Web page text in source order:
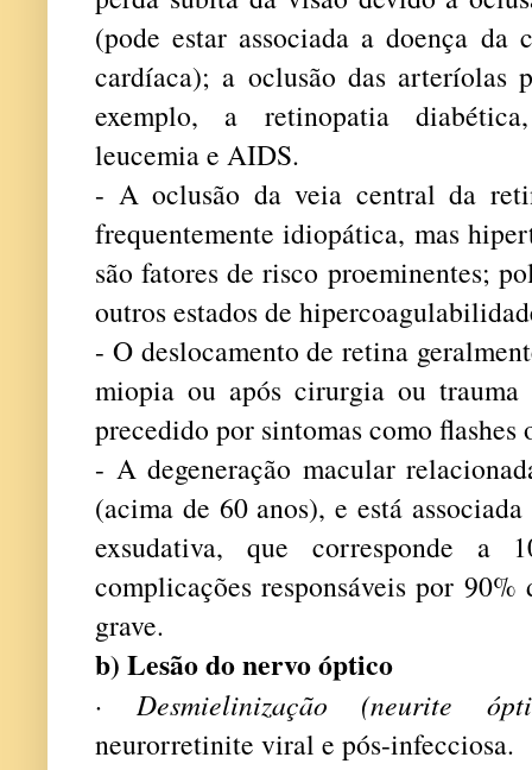
(pode estar associada a doença da
cardíaca); a oclusão das arteríolas
exemplo, a retinopatia
leucemia e AIDS.
- A oclusão da veia central da
frequentemente idiopática, mas
são fatores de risco proeminentes;
outros estados de
- O deslocamento de retina
miopia ou após cirurgia ou
precedido por sintomas como
- A degeneração macular
(acima de 60 anos), e está
exsudativa, que corresponde a
complicações responsáveis por 90%
grave.
b) Lesão do nervo óptico
· Desmielinização (neurite
neurorretinite viral e pós-infecciosa.